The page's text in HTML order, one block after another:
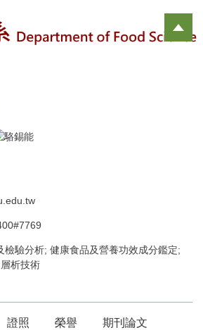
檢驗分析; 健康食品及營養功效成分鑑定;
析技術
證照 榮譽 期刊論文